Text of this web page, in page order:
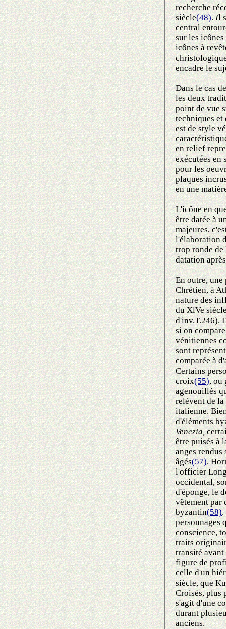
recherche
siècle(48).Il
central
sur les
icônes à
encadre le
Dans le cas
les deux
point de vue
techniques et
est de style
en relief
exécutées en
pour les
plaques
en une
L'icône en
être datée à
majeures,
l'élaboration
trop ronde de
datation
En outre,
Chrétien, à
nature des
du XlVe
d'inv.T.246).
si on
vénitiennes
sont
comparée à
Certains
croix(55), ou
agenouillés
relèvent de
italienne.
d'éléments
Venezia,
être puisés à
anges rendus
âgés(57).
l'officier
occidental,
d'éponge, le
vêtement par
byzantin(58)
personnages
conscience,
traits
transité
figure de
celle d'un
siècle, que
Croisés, plus
s'agit d'une
durant
anciens.